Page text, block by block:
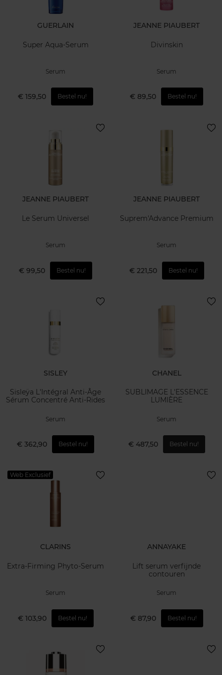
GUERLAIN
Super Aqua-Serum
Serum
€ 159,50 Bestel nu!
JEANNE PIAUBERT
Divinskin
Serum
€ 89,50 Bestel nu!
JEANNE PIAUBERT
Le Serum Universel
Serum
€ 99,50 Bestel nu!
JEANNE PIAUBERT
Suprem'Advance Premium
Serum
€ 221,50 Bestel nu!
SISLEY
Sisleÿa L'Intégral Anti-Âge
Sérum Concentré Anti-Rides
Serum
€ 362,90 Bestel nu!
CHANEL
SUBLIMAGE L'ESSENCE
LUMIÈRE
Serum
€ 487,50 Bestel nu!
Web Exclusief
CLARINS
Extra-Firming Phyto-Serum
Serum
€ 103,90 Bestel nu!
ANNAYAKE
Lift serum verfijnde
contouren
Serum
€ 87,90 Bestel nu!